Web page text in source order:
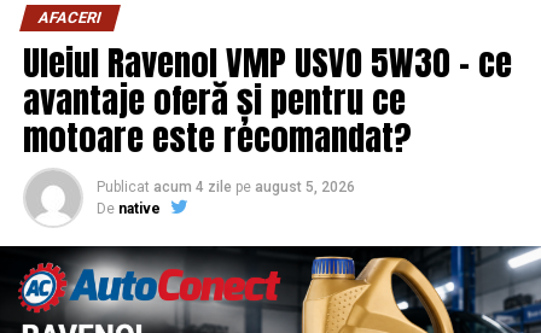
Organizatorii care doresc să crească vizibilitatea unui
eveniment cu acces gratuit pot solicita o ofertă de
promovare din partea echipei EvenimenteGratuite.ro.
Adresa de contact este salut@evenimentegratuite.ro
AFACERI
Uleiul Ravenol VMP USVO 5W30 – ce
avantaje oferă și pentru ce
motoare este recomandat?
Publicat acum 4 zile pe august 5, 2026
De native